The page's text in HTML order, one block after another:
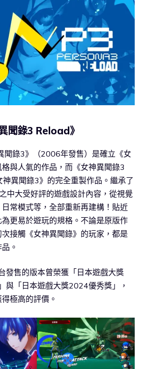
聞錄3 Reload》
聞錄3》（2006年發售）是確立《女
與人氣的作品，而《女神異聞錄3
神異聞錄3》的完全重製作品。繼承了
中大受好評的遊戲設計內容，從視覺
常模式等，全部重新再建構！貼近
更易於遊玩的規格。不論是原版作
接觸《女神異聞錄》的玩家，都是
。
發售的版本曾榮獲「日本遊戲大獎
與「日本遊戲大獎2024優秀獎」，
極高的評價。